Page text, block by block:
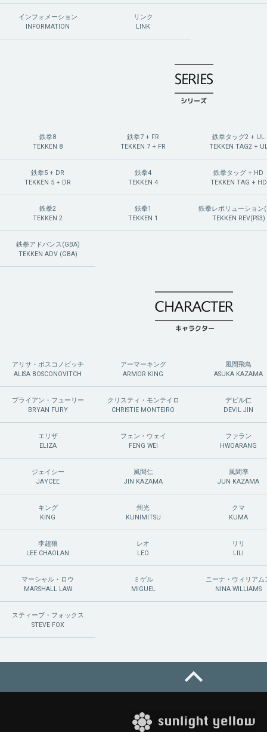
インフォメーション
INFORMATION
リンク
LINK
鉄拳8
TEKKEN 8
鉄拳7 + FR
TEKKEN 7 + FR
鉄拳タッグ2 + UL
TEKKEN TAG2 +
鉄拳5 + DR
TEKKEN 5 + DR
鉄拳4
TEKKEN 4
鉄拳タッグ + HD
TEKKEN TAG + HD
鉄拳2
TEKKEN 2
鉄拳1
TEKKEN 1
鉄拳レボリューション
TEKKEN REV(PS3)
鉄拳アドバンス(GBA)
TEKKEN ADV (GBA)
アリサ・ボスコノビッチ
ALISA BOSCONOVITCH
アーマーキング
ARMOR KING
風間飛鳥
ASUKA KAZAMA
ブライアン・フューリー
BRYAN FURY
クリスティ・モンテイロ
CHRISTIE MONTEIRO
デビル仁
DEVIL JIN
エリザ
ELIZA
フェン・ウェイ
FENG WEI
ファラン
HWOARANG
ジェイシー
JAYCEE
風間仁
JIN KAZAMA
風間準
JUN KAZAMA
キング
KING
州光
KUNIMITSU
クマ
KUMA
李超狼
LEE CHAOLAN
レオ
LEO
リリ
LILI
マーシャル・ロウ
MARSHALL LAW
ミゲル
MIGUEL
ニーナ・ウィリアム
NINA WILLIAMS
スティーブ・フォックス
STEVE FOX